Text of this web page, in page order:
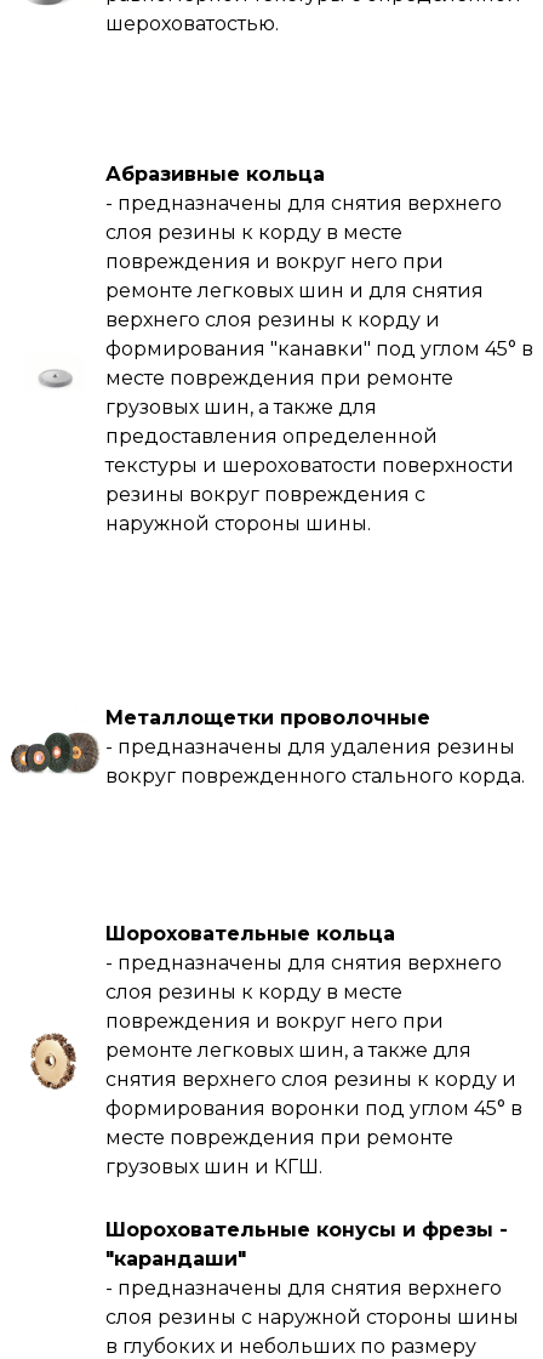
шероховатостью.
Абразивные кольца
- предназначены для снятия верхнего
слоя резины к корду в месте
повреждения и вокруг него при
ремонте легковых шин и для снятия
верхнего слоя резины к корду и
формирования "канавки" под углом 45° в
месте повреждения при ремонте
грузовых шин, а также для
предоставления определенной
текстуры и шероховатости поверхности
резины вокруг повреждения с
наружной стороны шины.
Металлощетки проволочные
- предназначены для удаления резины
вокруг поврежденного стального корда.
Шороховательные кольца
- предназначены для снятия верхнего
слоя резины к корду в месте
повреждения и вокруг него при
ремонте легковых шин, а также для
снятия верхнего слоя резины к корду и
формирования воронки под углом 45° в
месте повреждения при ремонте
грузовых шин и КГШ.
Шороховательные конусы и фрезы -
"карандаши"
- предназначены для снятия верхнего
слоя резины с наружной стороны шины
в глубоких и небольших по размеру